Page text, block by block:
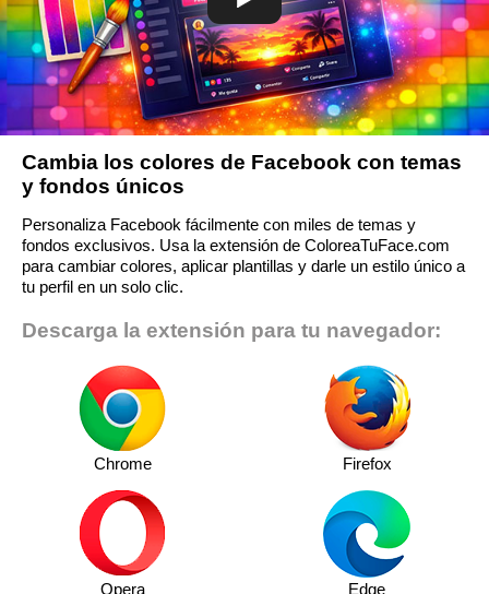
Cambia los colores de Facebook con temas
y fondos únicos
Personaliza Facebook fácilmente con miles de temas y
fondos exclusivos. Usa la extensión de ColoreaTuFace.com
para cambiar colores, aplicar plantillas y darle un estilo único a
tu perfil en un solo clic.
Descarga la extensión para tu navegador:
Chrome Firefox
Opera Edge